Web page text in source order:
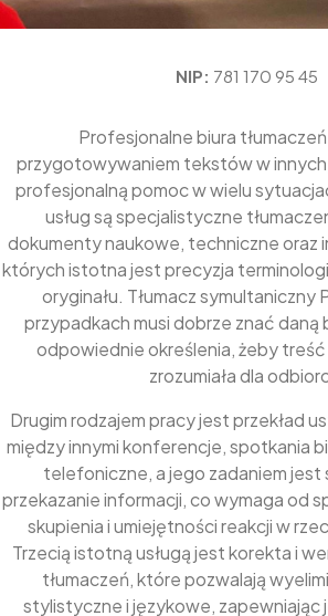
NIP: 781 170 95 45
Profesjonalne biura
przygotowywaniem tekstów w
profesjonalną pomoc w wielu
usług są specjalistyczne
dokumenty naukowe, techniczne oraz
których istotna jest precyzja
oryginału. Tłumacz symultaniczny
przypadkach musi dobrze znać daną
odpowiednie określenia, żeby treść
zrozumiała dla
Drugim rodzajem pracy jest przekład
między innymi konferencje, spotkania
telefoniczne, a jego zadaniem jest
przekazanie informacji, co wymaga od
skupienia i umiejętności reakcji w
Trzecią istotną usługą jest korekta i
tłumaczeń, które pozwalają
stylistyczne i językowe, zapewniając